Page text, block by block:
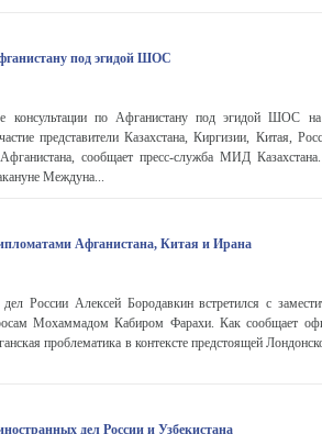
под эгидой ШОС
консультации по Афганистану под эгидой ШОС на
представители Казахстана, Киргизии, Китая,
сообщает пресс-служба МИД
Междуна...
Афганистана, Китая и Ирана
России Алексей Бородавкин встретился с
Мохаммадом Кабиром Фарахи. Как сообщает
проблематика в контексте предстоящей
дел России и Узбекистана